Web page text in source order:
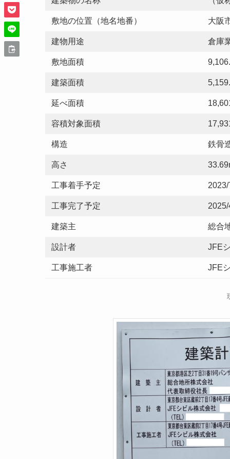
敷地の位置（地名地番） 大阪
建物用途 倉庫
敷地面積
建築面積
延べ面積
容積対象面積
構造 鉄骨
高さ
工事着手予定
工事完了予定
建築主 総合
設計者 JFE
工事施工者 JFE